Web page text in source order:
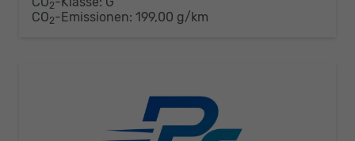
2
CO2-Emissionen: 199,00 g/km